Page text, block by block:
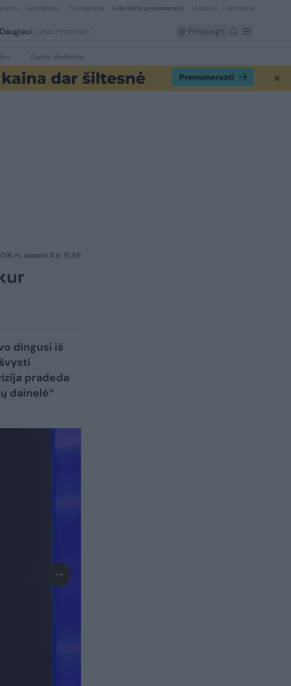
Horoskopai TV programa Laikraščio prenumerata Lrytas EN Kontaktai
DaugiauLrytas Premium Prisijungti
Darbo skelbimai
m. vasario 11 d. 15:59
dingusi iš
pradeda
dainelė“